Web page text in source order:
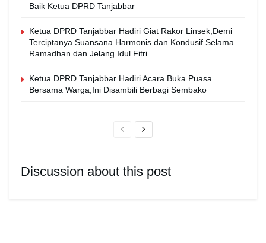
Baik Ketua DPRD Tanjabbar
Ketua DPRD Tanjabbar Hadiri Giat Rakor Linsek,Demi
Terciptanya Suansana Harmonis dan Kondusif Selama
Ramadhan dan Jelang Idul Fitri
Ketua DPRD Tanjabbar Hadiri Acara Buka Puasa
Bersama Warga,Ini Disambili Berbagi Sembako
Discussion about this post